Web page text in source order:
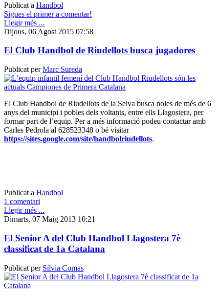
Publicat a Handbol
Sigues el primer a comentar!
Llegir més ...
Dijous, 06 Agost 2015 07:58
El Club Handbol de Riudellots busca jugadores
Publicat perMarc Sureda
El Club Handbol de Riudellots de la Selva busca noies de més de 6
anys del municipi i pobles dels voltants, entre ells Llagostera, per
formar part de l’equip. Per a més informació podeu contactar amb
Carles Pedrola al 628523348 o bé visitar
https://sites.google.com/site/handbolriudellots.
Publicat a Handbol
1 comentari
Llegir més ...
Dimarts, 07 Maig 2013 10:21
El Senior A del Club Handbol Llagostera 7è
classificat de 1a Catalana
Publicat per Sílvia Comas